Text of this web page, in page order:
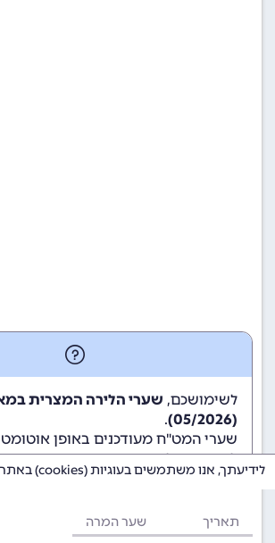
לשימושכם,
(05/2026)
.
שערי המט"ח מעודכנים באופן
לשימוש גולשי ומשתמשי האתר.
תאריך שער המרה
לידיעתך, אנו משתמשים בעוגיות (cookies) באתר זה.